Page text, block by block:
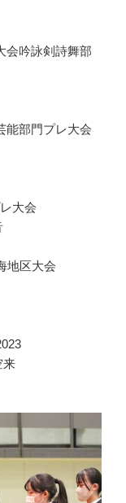
会吟詠剣詩舞部
能部門プレ大会
大会
地区大会
来